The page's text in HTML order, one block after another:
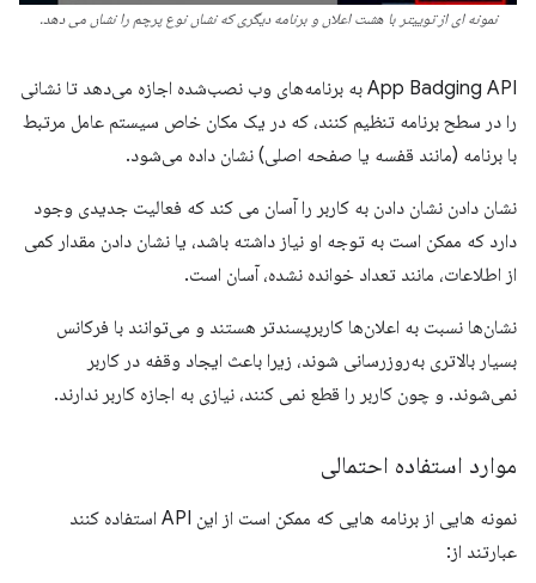
نمونه ای از توییتر با هشت اعلان و برنامه دیگری که نشان نوع پرچم را نشان می دهد.
App Badging API به برنامه‌های وب نصب‌شده اجازه می‌دهد تا نشانی
را در سطح برنامه تنظیم کنند، که در یک مکان خاص سیستم عامل مرتبط
با برنامه (مانند قفسه یا صفحه اصلی) نشان داده می‌شود.
نشان دادن نشان دادن به کاربر را آسان می کند که فعالیت جدیدی وجود
دارد که ممکن است به توجه او نیاز داشته باشد، یا نشان دادن مقدار کمی
از اطلاعات، مانند تعداد خوانده نشده، آسان است.
نشان‌ها نسبت به اعلان‌ها کاربرپسندتر هستند و می‌توانند با فرکانس
بسیار بالاتری به‌روزرسانی شوند، زیرا باعث ایجاد وقفه در کاربر
نمی‌شوند. و چون کاربر را قطع نمی کنند، نیازی به اجازه کاربر ندارند.
موارد استفاده احتمالی
نمونه هایی از برنامه هایی که ممکن است از این API استفاده کنند
عبارتند از: